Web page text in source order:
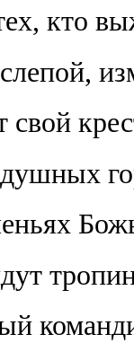
кто
свой